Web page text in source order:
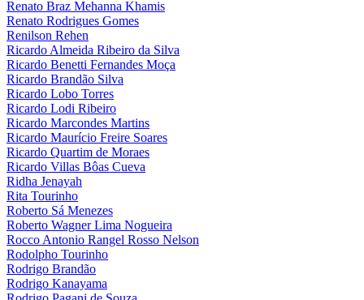
Renato Braz Mehanna Khamis
Renato Rodrigues Gomes
Renilson Rehen
Ricardo Almeida Ribeiro da Silva
Ricardo Benetti Fernandes Moça
Ricardo Brandão Silva
Ricardo Lobo Torres
Ricardo Lodi Ribeiro
Ricardo Marcondes Martins
Ricardo Maurício Freire Soares
Ricardo Quartim de Moraes
Ricardo Villas Bôas Cueva
Ridha Jenayah
Rita Tourinho
Roberto Sá Menezes
Roberto Wagner Lima Nogueira
Rocco Antonio Rangel Rosso Nelson
Rodolpho Tourinho
Rodrigo Brandão
Rodrigo Kanayama